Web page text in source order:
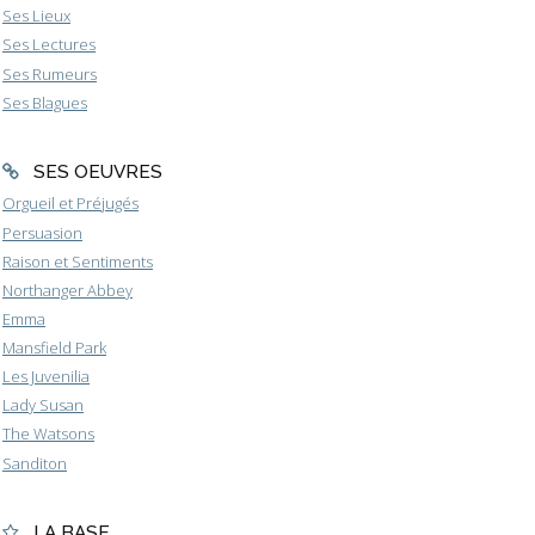
Ses Lieux
Ses Lectures
Ses Rumeurs
Ses Blagues
SES OEUVRES
Orgueil et Préjugés
Persuasion
Raison et Sentiments
Northanger Abbey
Emma
Mansfield Park
Les Juvenilia
Lady Susan
The Watsons
Sanditon